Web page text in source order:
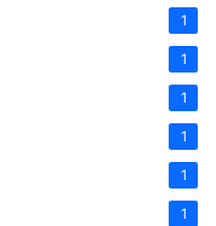
1
1
1
1
1
1